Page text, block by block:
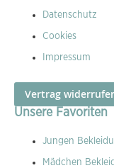
Datenschutz
Cookies
Impressum
Vertrag
Unsere Favoriten
Jungen
Mädchen